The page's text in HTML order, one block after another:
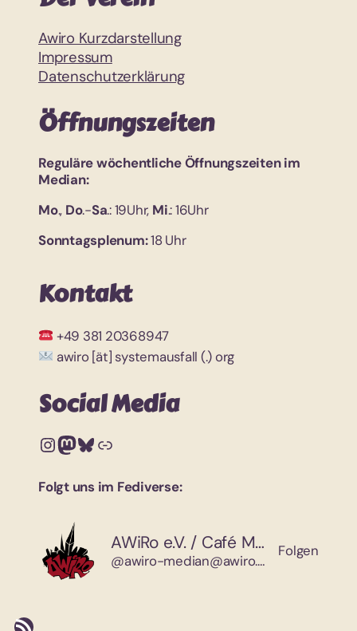
Awiro Kurzdarstellung
Impressum
Datenschutzerklärung
Öffnungszeiten
Reguläre wöchentliche Öffnungszeiten im
Median:
Mo., Do.-Sa.: 19Uhr, Mi.: 16Uhr
Sonntagsplenum:18 Uhr
Kontakt
+49 381 20368947
awiro [ät] systemausfall (.) org
Social Media
InstagramMastodon Bluesky Link
Folgt uns im Fediverse:
AWiRo e.V. / Café Median
@awiro-median@awiro.org
Folgen
RSS-Feed